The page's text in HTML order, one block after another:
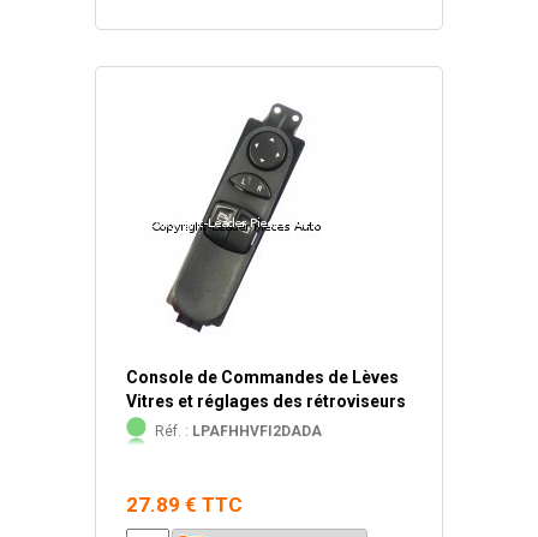
Console de Commandes de Lèves
Vitres et réglages des rétroviseurs
Réf. : LPAFHHVFI2DADA
27.89 € TTC